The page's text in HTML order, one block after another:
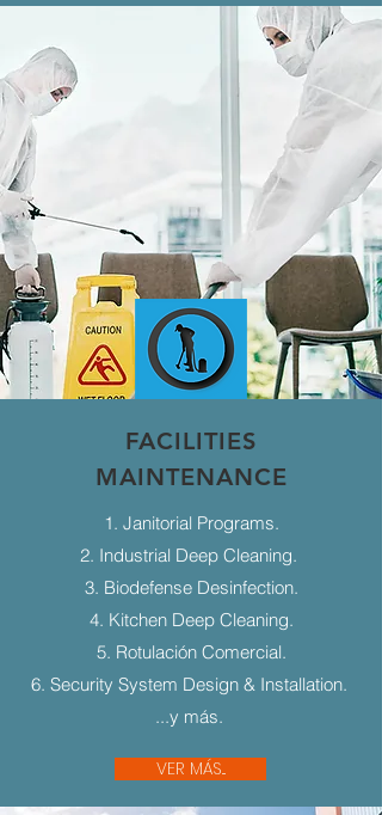
FACILITIES
MAINTENANCE
1. Janitorial Programs.
2. Industrial Deep Cleaning.
3. Biodefense Desinfection.
4. Kitchen Deep Cleaning.
5. Rotulación Comercial.
6. Security System Design & Installation.
...y más.
VER MÁS...